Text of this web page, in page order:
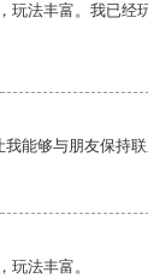
玩法丰富。我已经
能够与朋友保持联
玩法丰富。